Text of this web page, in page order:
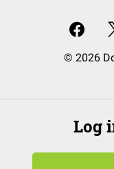
© 2026
Log